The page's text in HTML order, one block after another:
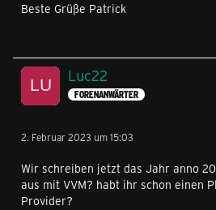
Beste Grüße Patrick
Luc22
FORENANWÄRTER
2. Februar 2023 um 15:03
Wir schreiben jetzt das Jahr anno
aus mit VVM? habt ihr schon einen
Provider?